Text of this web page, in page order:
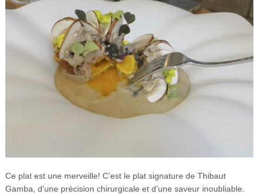
Ce plat est une merveille! C’est le plat signature de Thibaut
Gamba, d’une précision chirurgicale et d’une saveur inoubliable.